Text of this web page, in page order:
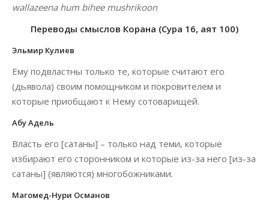
wallazeena hum bihee mushrikoon
Переводы смыслов Корана (Сура 16, аят 100)
Эльмир Кулиев
Ему подвластны только те, которые считают его
(дьявола) своим помощником и покровителем и
которые приобщают к Нему сотоварищей.
Абу Адель
Власть его [сатаны] – только над теми, которые
избирают его сторонником и которые из-за него [из-за
сатаны] (являются) многобожниками.
Магомед-Нури Османов